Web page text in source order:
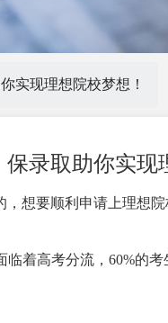
实现理想院校梦想！
录取助你实现
想要顺利申请上理想
着高考分流，60%的